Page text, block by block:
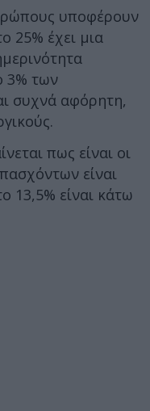
υποφέρουν
25% έχει μια
3% των
συχνά αφόρητη,
πως είναι οι
είναι
13,5% είναι κάτω